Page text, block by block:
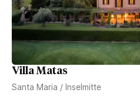
Villa Matas
Santa Maria / Inselmitte